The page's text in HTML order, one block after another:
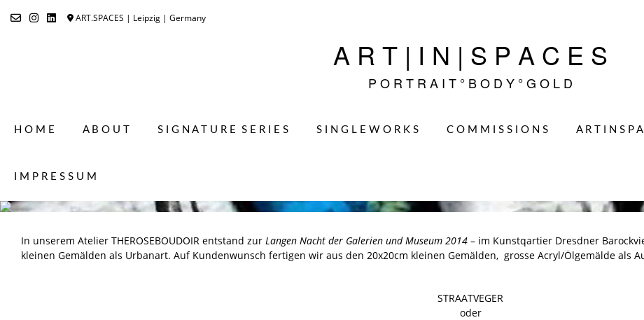
ART.SPACES | Leipzig | Germany
A R T | I N | S P A C E S
P O R T R A I T ° B O D Y ° G O L D
H O M E A B O U T S I G N A T U R E S E R I E S S I N G L E W O R K S C O M M I S S I O N S A R T I N S P
I M P R E S S U M
In unserem Atelier THEROSEBOUDOIR entstand zur Langen Nacht der Galerien und Museum 2014 – im Kunstqartier Dresdner
kleinen Gemälden als Urbanart. Auf Kundenwunsch fertigen wir aus den 20x20cm kleinen Gemälden, grosse Acryl/Ölgemälde als
STRAATVEGER
oder